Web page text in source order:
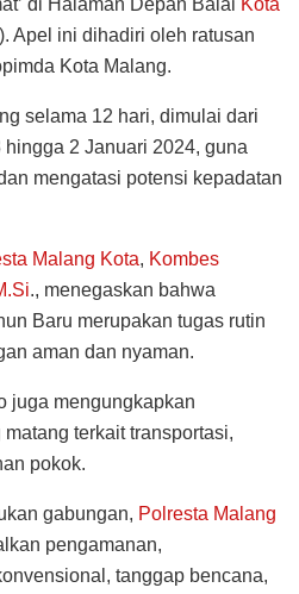
Apel ini dihadiri oleh ratusan
Kota Malang.
selama 12 hari, dimulai dari
2 Januari 2024, guna
mengatasi potensi kepadatan
Malang Kota, Kombes
., menegaskan bahwa
Baru merupakan tugas rutin
aman dan nyaman.
juga mengungkapkan
terkait transportasi,
pokok.
gabungan, Polresta Malang
pengamanan,
tanggap bencana,